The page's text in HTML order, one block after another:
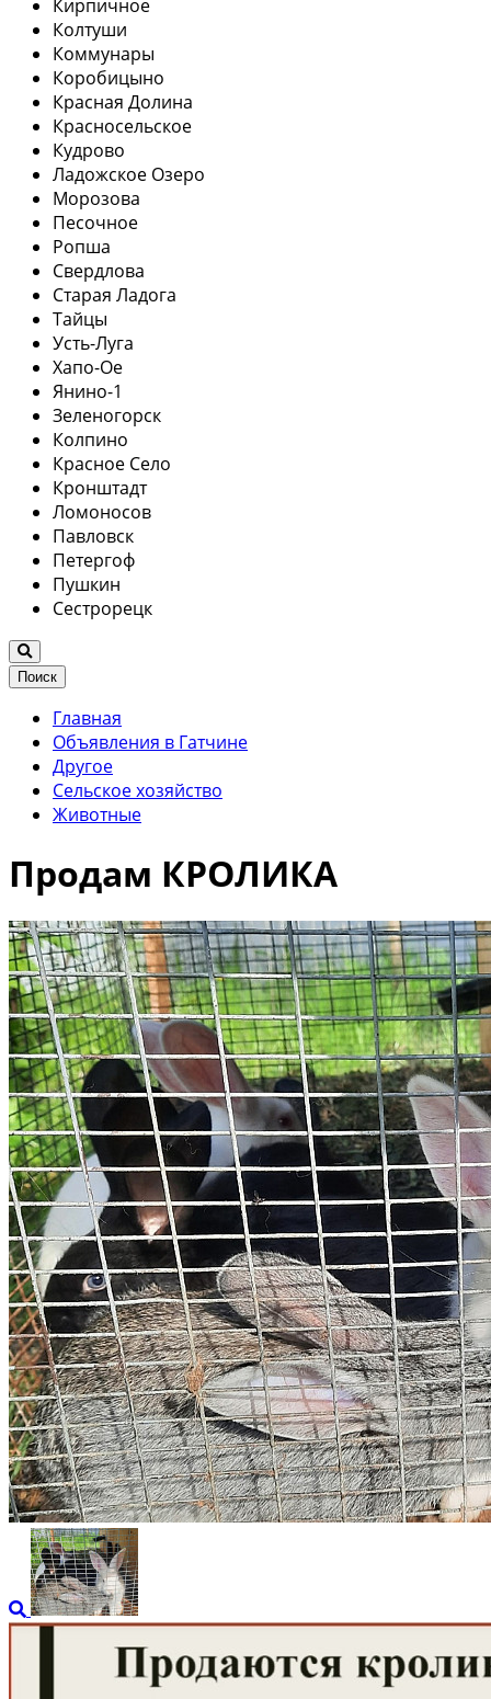
Кирпичное
Колтуши
Коммунары
Коробицыно
Красная Долина
Красносельское
Кудрово
Ладожское Озеро
Морозова
Песочное
Ропша
Свердлова
Старая Ладога
Тайцы
Усть-Луга
Хапо-Ое
Янино-1
Зеленогорск
Колпино
Красное Село
Кронштадт
Ломоносов
Павловск
Петергоф
Пушкин
Сестрорецк
Поиск
Главная
Объявления в Гатчине
Другое
Сельское хозяйство
Животные
Продам КРОЛИКА